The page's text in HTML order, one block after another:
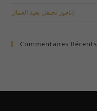
إنافور تحتفل بعيد العمال
Commentaires Récents